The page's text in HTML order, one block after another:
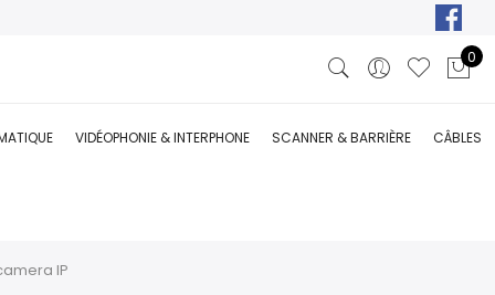
0
VIDÉOPHONIE & INTERPHONE SCANNER & BARRIÈRE CÂBLES
IP